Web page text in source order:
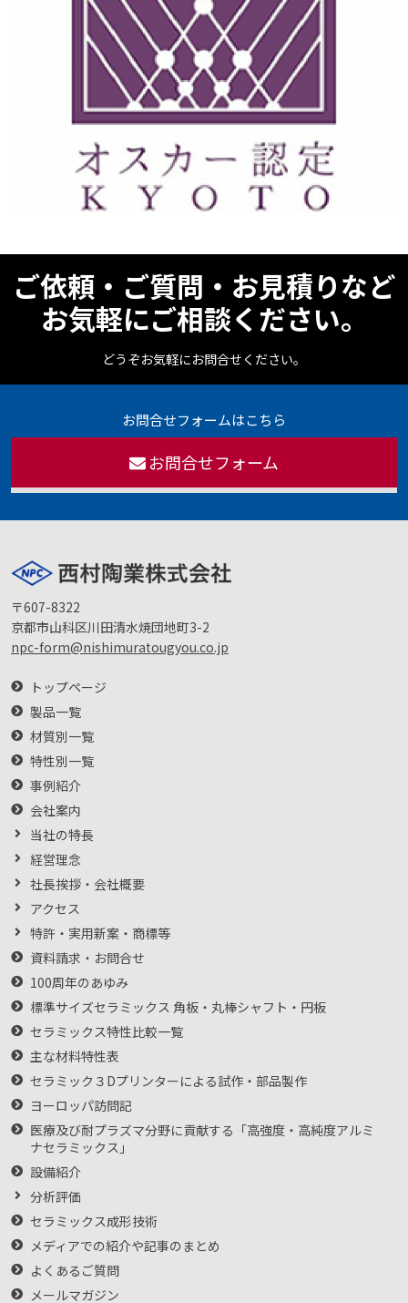
ご依頼・ご質問・お見積りなど
お気軽にご相談ください。
どうぞお気軽にお問合せください。
お問合せフォームはこちら
お問合せフォーム
〒607-8322
京都市山科区川田清水焼団地町3-2
npc-form@nishimuratougyou.co.jp
トップページ
製品一覧
材質別一覧
特性別一覧
事例紹介
会社案内
当社の特長
経営理念
社長挨拶・会社概要
アクセス
特許・実用新案・商標等
資料請求・お問合せ
100周年のあゆみ
標準サイズセラミックス 角板・丸棒シャフト・円板
セラミックス特性比較一覧
主な材料特性表
セラミック３Dプリンターによる試作・部品製作
ヨーロッパ訪問記
医療及び耐プラズマ分野に貢献する「高強度・高純度アルミ
ナセラミックス」
設備紹介
分析評価
セラミックス成形技術
メディアでの紹介や記事のまとめ
よくあるご質問
メールマガジン